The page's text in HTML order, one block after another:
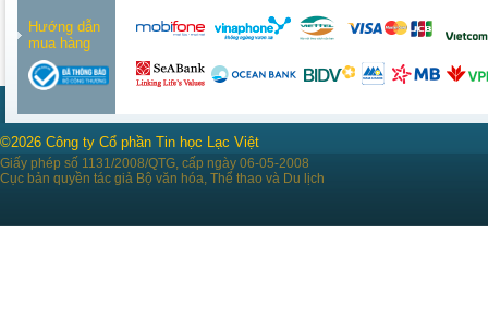
Hướng dẫn
mua hàng
©2026 Công ty Cổ phần Tin học Lạc Việt
Giấy phép số 1131/2008/QTG, cấp ngày 06-05-2008
Cục bản quyền tác giả Bộ văn hóa, Thể thao và Du lịch